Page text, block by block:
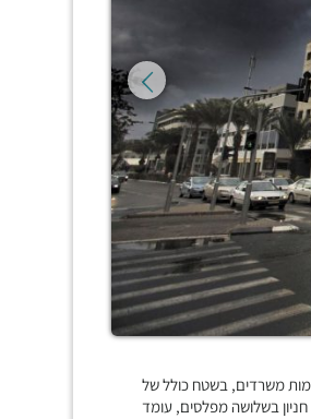
ומרשים מאוד, הוקם בשנת 2001, ובנוי משש קומות משרדים, בשטח כולל של
בשלושה מפלסים, עומד